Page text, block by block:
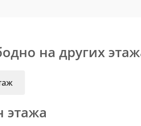
на других
этажа